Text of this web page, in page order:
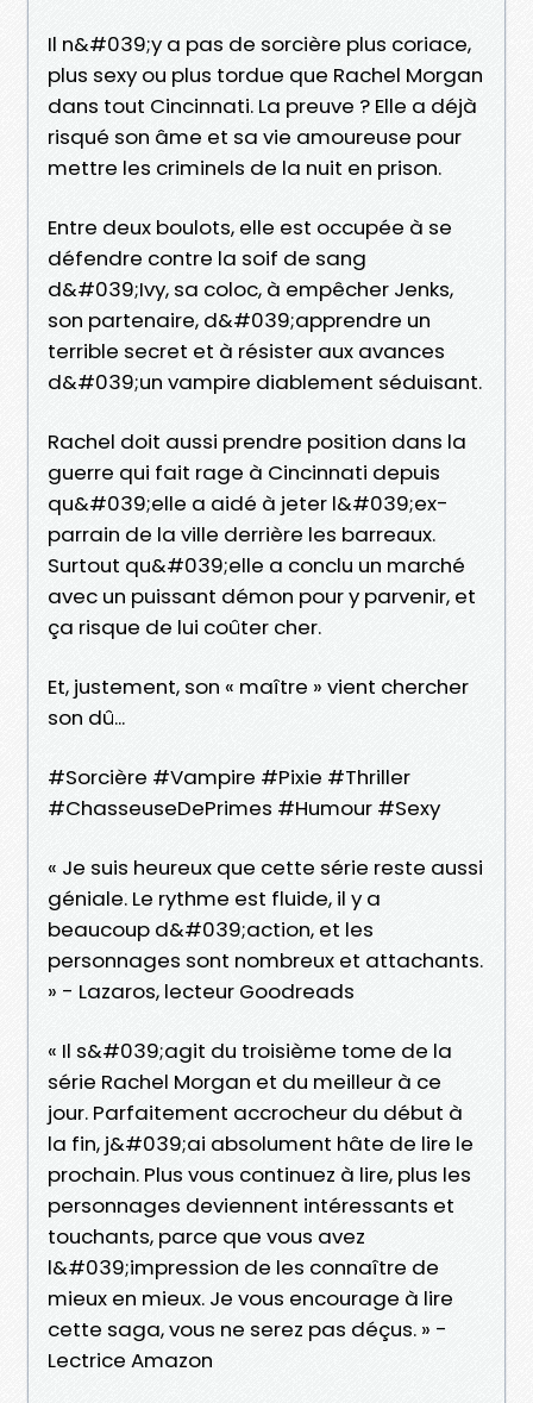
Il n&#039;y a pas de sorcière plus coriace,
plus sexy ou plus tordue que Rachel Morgan
dans tout Cincinnati. La preuve ? Elle a déjà
risqué son âme et sa vie amoureuse pour
mettre les criminels de la nuit en prison.
Entre deux boulots, elle est occupée à se
défendre contre la soif de sang
d&#039;Ivy, sa coloc, à empêcher Jenks,
son partenaire, d&#039;apprendre un
terrible secret et à résister aux avances
d&#039;un vampire diablement séduisant.
Rachel doit aussi prendre position dans la
guerre qui fait rage à Cincinnati depuis
qu&#039;elle a aidé à jeter l&#039;ex-
parrain de la ville derrière les barreaux.
Surtout qu&#039;elle a conclu un marché
avec un puissant démon pour y parvenir, et
ça risque de lui coûter cher.
Et, justement, son « maître » vient chercher
son dû...
#Sorcière #Vampire #Pixie #Thriller
#ChasseuseDePrimes #Humour #Sexy
« Je suis heureux que cette série reste aussi
géniale. Le rythme est fluide, il y a
beaucoup d&#039;action, et les
personnages sont nombreux et attachants.
» - Lazaros, lecteur Goodreads
« Il s&#039;agit du troisième tome de la
série Rachel Morgan et du meilleur à ce
jour. Parfaitement accrocheur du début à
la fin, j&#039;ai absolument hâte de lire le
prochain. Plus vous continuez à lire, plus les
personnages deviennent intéressants et
touchants, parce que vous avez
l&#039;impression de les connaître de
mieux en mieux. Je vous encourage à lire
cette saga, vous ne serez pas déçus. » -
Lectrice Amazon